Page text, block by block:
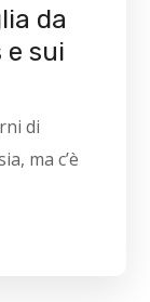
da
e sui
di
ma c’è